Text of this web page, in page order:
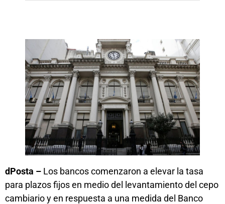
dPosta – Los bancos comenzaron a elevar la tasa
para plazos fijos en medio del levantamiento del cepo
cambiario y en respuesta a una medida del Banco